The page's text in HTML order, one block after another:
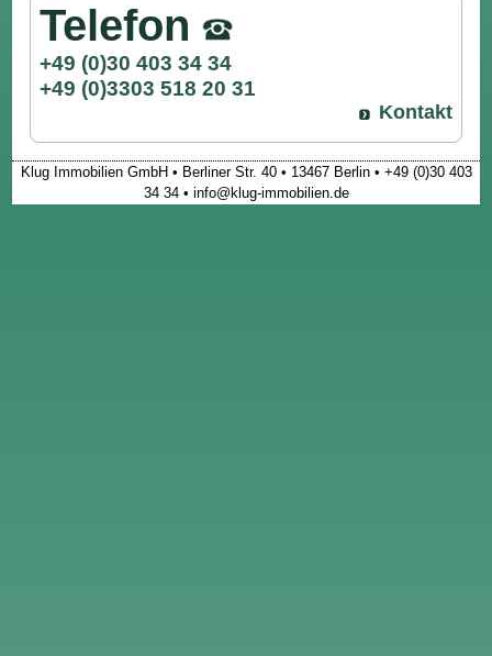
Telefon
+49 (0)30 403 34 34
+49 (0)3303 518 20 31
Kontakt
Klug Immobilien GmbH • Berliner Str. 40 • 13467 Berlin • +49 (0)30 403
34 34 • info@klug-immobilien.de